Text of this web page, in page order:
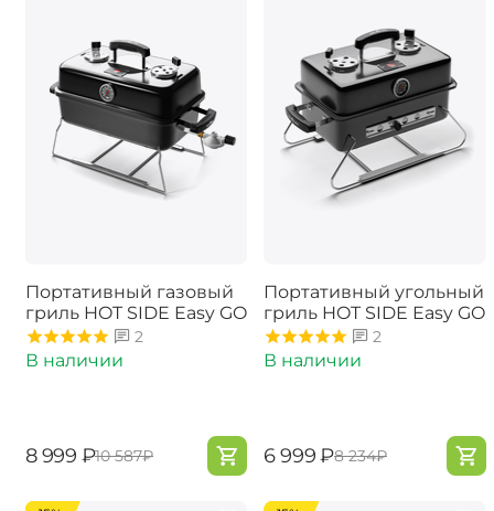
Портативный газовый
гриль ​HOT SIDE Easy GO
2
В наличии
‍8 999‍ ₽‍10 587‍₽
Портативный угольный
гриль HOT SIDE Easy GO
2
В наличии
‍6 999‍₽‍8 234‍₽